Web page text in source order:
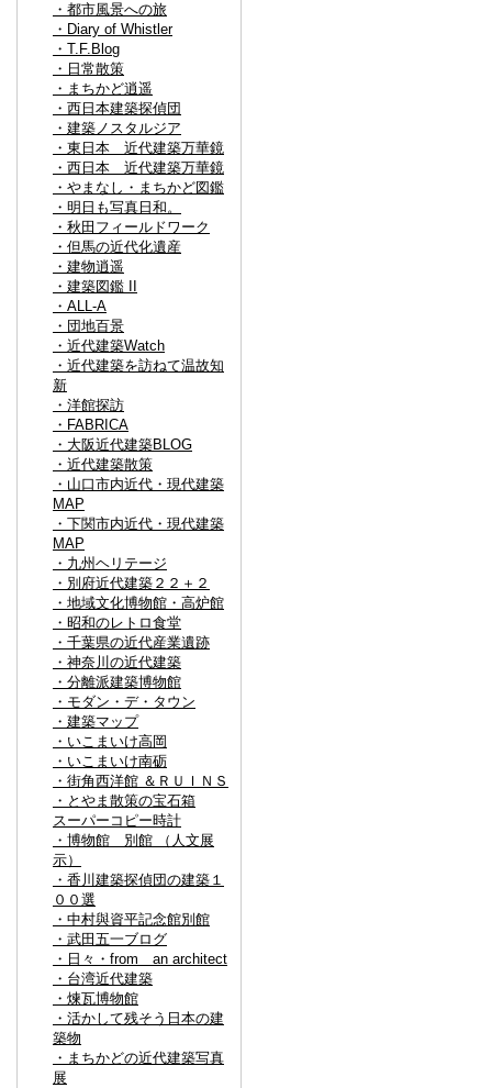
・都市風景への旅
・Diary of Whistler
・T.F.Blog
・日常散策
・まちかど逍遥
・西日本建築探偵団
・建築ノスタルジア
・東日本 近代建築万華鏡
・西日本 近代建築万華鏡
・やまなし・まちかど図鑑
・明日も写真日和。
・秋田フィールドワーク
・但馬の近代化遺産
・建物逍遥
・建築図鑑 II
・ALL-A
・団地百景
・近代建築Watch
・近代建築を訪ねて温故知
新
・洋館探訪
・FABRICA
・大阪近代建築BLOG
・近代建築散策
・山口市内近代・現代建築
MAP
・下関市内近代・現代建築
MAP
・九州ヘリテージ
・別府近代建築２２＋２
・地域文化博物館・高炉館
・昭和のレトロ食堂
・千葉県の近代産業遺跡
・神奈川の近代建築
・分離派建築博物館
・モダン・デ・タウン
・建築マップ
・いこまいけ高岡
・いこまいけ南砺
・街角西洋館 ＆ＲＵＩＮＳ
・とやま散策の宝石箱
スーパーコピー時計
・博物館 別館 （人文展
示）
・香川建築探偵団の建築１
００選
・中村與資平記念館別館
・武田五一ブログ
・日々・from an architect
・台湾近代建築
・煉瓦博物館
・活かして残そう日本の建
築物
・まちかどの近代建築写真
展